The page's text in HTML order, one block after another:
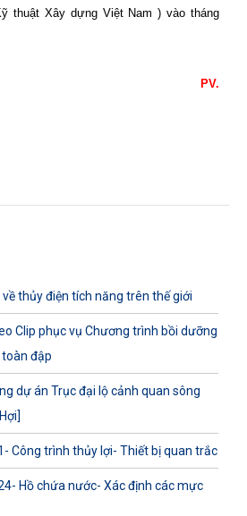
thuật Xây dựng Việt Nam ) vào tháng
PV.
thủy điện tích năng trên thế giới
Clip phục vụ Chương trình bồi dưỡng
đập
dự án Trục đại lộ cảnh quan sông
Công trình thủy lợi- Thiết bị quan trắc
Hồ chứa nước- Xác định các mực